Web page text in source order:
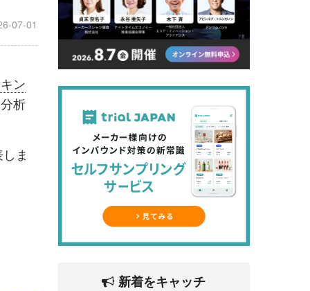
07-01
ン
析
ま
新着をキャッチ